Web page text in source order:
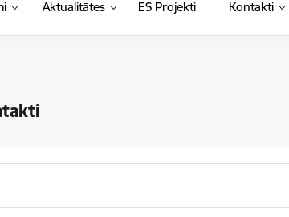
Aktualitātes ES Projekti Kontakti